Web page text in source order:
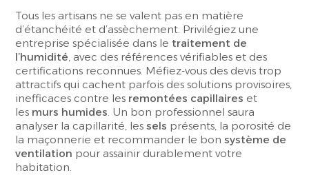
Tous les artisans ne se valent pas en matière
d’étanchéité et d’assèchement. Privilégiez une
entreprise spécialisée dans le traitement de
l’humidité, avec des références vérifiables et des
certifications reconnues. Méfiez-vous des devis trop
attractifs qui cachent parfois des solutions provisoires,
inefficaces contre les remontées capillaires et
les murs humides. Un bon professionnel saura
analyser la capillarité, lessels présents, la porosité de
la maçonnerie et recommander le bonsystème de
ventilation pour assainir durablement votre
habitation.